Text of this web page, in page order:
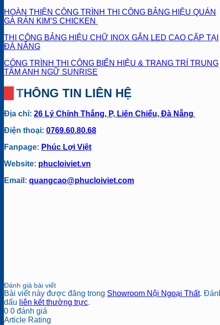
HOÀN THIỆN CÔNG TRÌNH THI CÔNG BẢNG HIỆU QUÁN
GÀ RÁN KIM’S CHICKEN
THI CÔNG BẢNG HIỆU CHỮ INOX GẮN LED CAO CẤP TẠI
ĐÀ NẴNG
CÔNG TRÌNH THI CÔNG BIỂN HIỆU & TRANG TRÍ TRUNG
TÂM ANH NGỮ SUNRISE
THÔNG TIN LIÊN HỆ
Địa chỉ: 26 Lý Chính Thắng, P, Liên Chiểu, Đà Nẵng
Điện thoại: 0769.60.80.68
Fanpage: Phúc Lợi Việt
Website: phucloiviet.vn
Email: quangcao@phucloiviet.com
Đánh giá bài viết
Bài viết này được đăng trong Showroom Nội Ngoại Thất.
dấu liên kết thường trực.
0 0 đánh giá
Article Rating